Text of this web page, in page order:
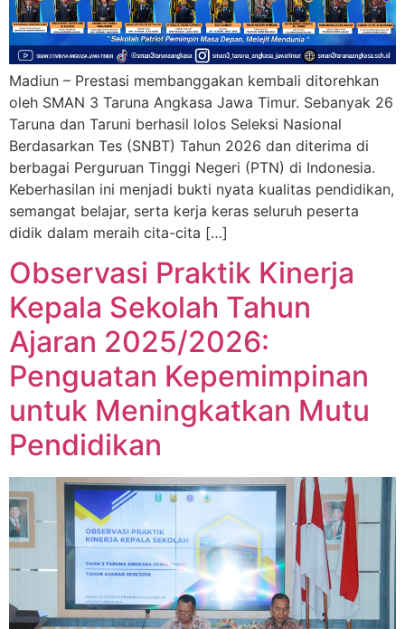
Madiun – Prestasi membanggakan kembali ditorehkan
oleh SMAN 3 Taruna Angkasa Jawa Timur. Sebanyak 26
Taruna dan Taruni berhasil lolos Seleksi Nasional
Berdasarkan Tes (SNBT) Tahun 2026 dan diterima di
berbagai Perguruan Tinggi Negeri (PTN) di Indonesia.
Keberhasilan ini menjadi bukti nyata kualitas pendidikan,
semangat belajar, serta kerja keras seluruh peserta
didik dalam meraih cita-cita […]
Observasi Praktik Kinerja
Kepala Sekolah Tahun
Ajaran 2025/2026:
Penguatan Kepemimpinan
untuk Meningkatkan Mutu
Pendidikan